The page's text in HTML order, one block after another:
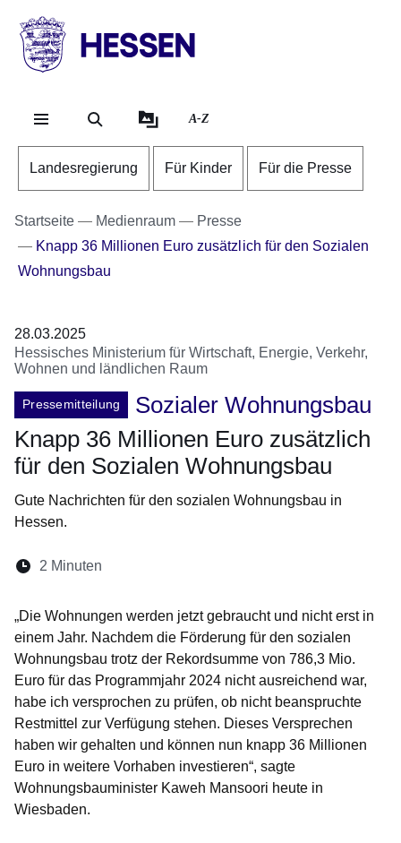
HESSEN
Landesregierung
A-Z
Landesregierung Für Kinder Für die Presse
Startseite Medienraum
Presse
Knapp 36 Millionen Euro zusätzlich für den Sozialen
Wohnungsbau
28.03.2025
Hessisches Ministerium für Wirtschaft, Energie, Verkehr,
Wohnen und ländlichen Raum
Pressemitteilung
Sozialer Wohnungsbau
Knapp 36 Millionen Euro zusätzlich
für den Sozialen Wohnungsbau
Gute Nachrichten für den sozialen Wohnungsbau in
Hessen.
Lesedauer:
2 Minuten
„Die Wohnungen werden jetzt gebraucht und nicht erst in
einem Jahr. Nachdem die Förderung für den sozialen
Wohnungsbau trotz der Rekordsumme von 786,3 Mio.
Euro für das Programmjahr 2024 nicht ausreichend war,
habe ich versprochen zu prüfen, ob nicht beanspruchte
Restmittel zur Verfügung stehen. Dieses Versprechen
haben wir gehalten und können nun knapp 36 Millionen
Euro in weitere Vorhaben investieren“, sagte
Wohnungsbauminister Kaweh Mansoori heute in
Wiesbaden.